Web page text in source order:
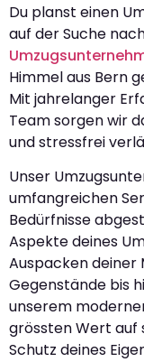
Du planst einen
auf der Suche
Himmel aus Bern
Mit jahrelanger
Team sorgen wir
und stressfrei
Unser
umfangreichen
Bedürfnisse
Aspekte deines
Auspacken deiner
Gegenstände bis
unserem
grössten Wert auf
Schutz deines